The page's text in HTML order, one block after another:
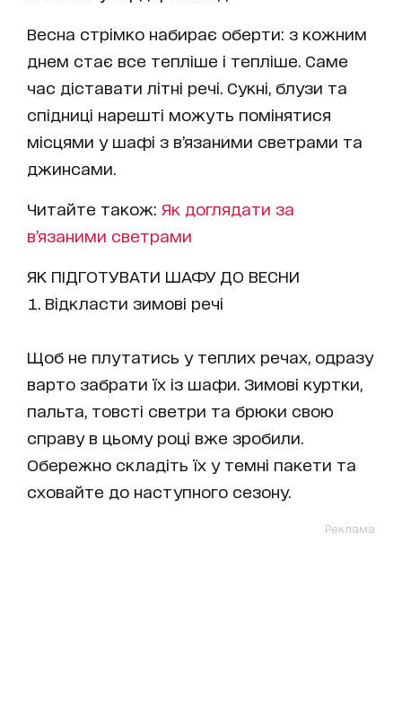
Весна стрімко набирає оберти: з кожним
днем стає все тепліше і тепліше. Саме
час діставати літні речі. Сукні, блузи та
спідниці нарешті можуть помінятися
місцями у шафі з в’язаними светрами та
джинсами.
Читайте також: Як доглядати за
в’язаними светрами
ЯК ПІДГОТУВАТИ ШАФУ ДО ВЕСНИ
Відкласти зимові речі
Щоб не плутатись у теплих речах, одразу
варто забрати їх із шафи. Зимові куртки,
пальта, товсті светри та брюки свою
справу в цьому році вже зробили.
Обережно складіть їх у темні пакети та
сховайте до наступного сезону.
Реклама